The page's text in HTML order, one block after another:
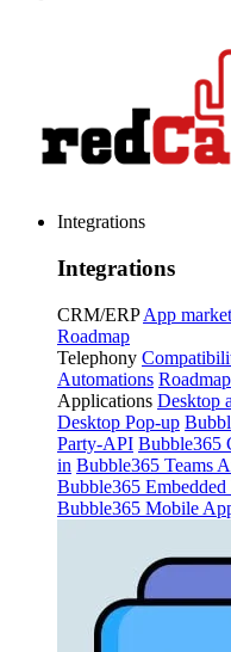
Integrations
Integrations
CRM/ERP App
Roadmap
Telephony
Automations Roadmap
Applications Desktop
Desktop Pop-up
Party-API Bubble365
in Bubble365 Teams
Bubble365
Bubble365 Mobile